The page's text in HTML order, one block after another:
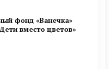
фонд «Ванечка»
вместо цветов»